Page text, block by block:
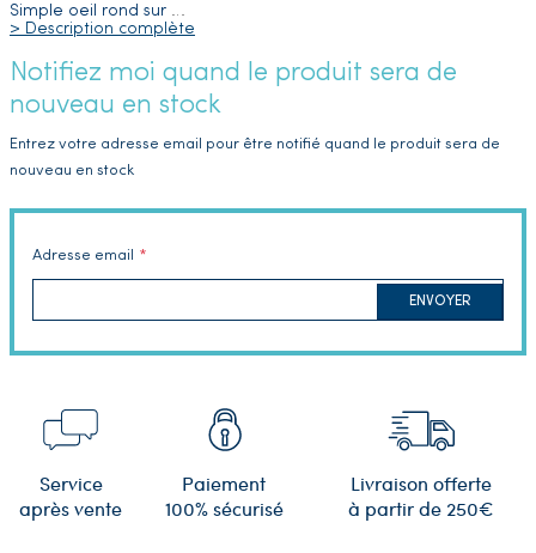
Simple oeil rond sur …
> Description complète
Notifiez moi quand le produit sera de
nouveau en stock
Entrez votre adresse email pour être notifié quand le produit sera de
nouveau en stock
Adresse email
ENVOYER
Service
après vente
Paiement
100% sécurisé
Livraison offerte
à partir de 250€